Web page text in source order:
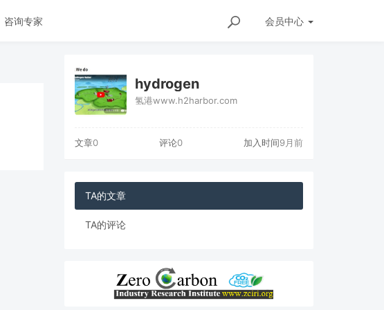
会员中心
咨询专家
hydrogen
氢港www.h2harbor.com
文章0 评论0 加入时间9月前
TA的文章
TA的评论